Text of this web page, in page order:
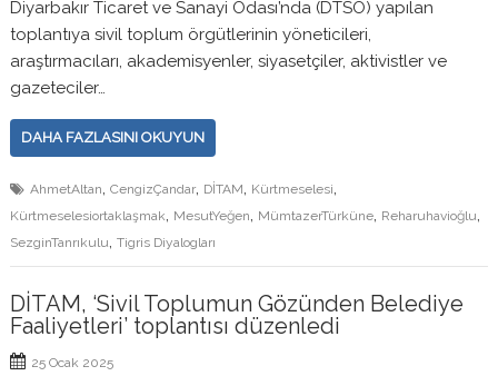
Diyarbakır Ticaret ve Sanayi Odası’nda (DTSO) yapılan
toplantıya sivil toplum örgütlerinin yöneticileri,
araştırmacıları, akademisyenler, siyasetçiler, aktivistler ve
gazeteciler…
DAHA FAZLASINI OKUYUN
AhmetAltan,CengizÇandar, DİTAM, Kürtmeselesi,
Kürtmeselesiortaklaşmak, MesutYeğen, MümtazerTürküne, Reharuhavioğlu,
SezginTanrıkulu,Tigris Diyalogları
DİTAM, ‘Sivil Toplumun Gözünden Belediye
Faaliyetleri’ toplantısı düzenledi
25 Ocak 2025